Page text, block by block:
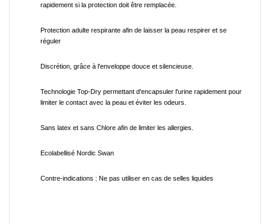
rapidement si la protection doit être remplacée.
Protection adulte respirante afin de laisser la peau respirer et se
réguler
Discrétion, grâce à l'enveloppe douce et silencieuse.
Technologie Top-Dry permettant d'encapsuler l'urine rapidement pour
limiter le contact avec la peau et éviter les odeurs.
Sans latex et sans Chlore afin de limiter les allergies.
Ecolabellisé Nordic Swan
Contre-indications : Ne pas utiliser en cas de selles liquides